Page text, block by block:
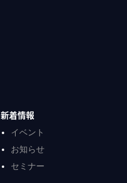
新着情報
イベント
お知らせ
セミナー